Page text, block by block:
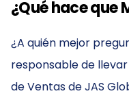
¿Qué hace que
¿A quién mejor
responsable de
de Ventas de JAS